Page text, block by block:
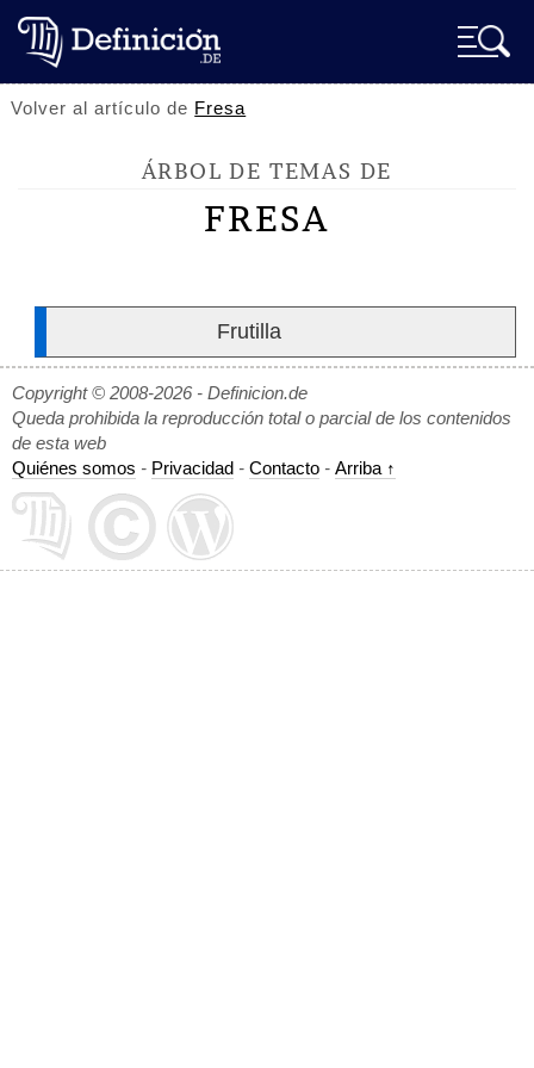
Volver al artículo de Fresa
ÁRBOL DE TEMAS DE
FRESA
Frutilla
Copyright © 2008-2026 - Definicion.de
Queda prohibida la reproducción total o parcial de los contenidos
de esta web
Quiénes somos - Privacidad - Contacto - Arriba ↑